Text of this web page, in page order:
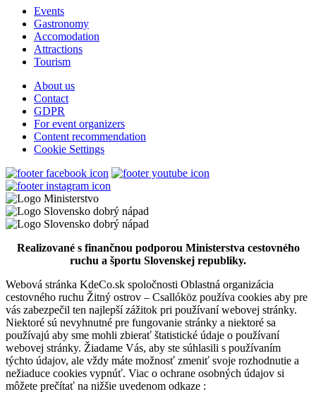
APANI
Šamorín
Restaurant and pizzeria
New York Coffee & Restaurant
Dunajská Streda
Patisserie and cafeRestaurant and pizzeria
Events
Gastronomy
Accomodation
Attractions
Tourism
About us
Contact
GDPR
For event organizers
Content recommendation
Cookie Settings
Realizované s finančnou podporou Ministerstva cestovného
ruchu a športu Slovenskej republiky.
Webová stránka KdeCo.sk spoločnosti Oblastná organizácia
cestovného ruchu Žitný ostrov – Csallóköz používa cookies aby pre
vás zabezpečil ten najlepší zážitok pri používaní webovej stránky.
Niektoré sú nevyhnutné pre fungovanie stránky a niektoré sa
používajú aby sme mohli zbierať štatistické údaje o používaní
webovej stránky. Žiadame Vás, aby ste súhlasili s používaním
týchto údajov, ale vždy máte možnosť zmeniť svoje rozhodnutie a
nežiaduce cookies vypnúť. Viac o ochrane osobných údajov si
môžete prečítať na nižšie uvedenom odkaze :